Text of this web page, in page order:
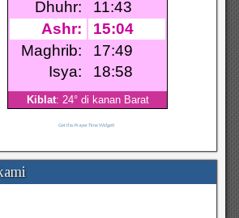
Get this Prayer Time Widget!